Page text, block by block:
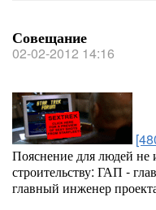
Совещание
02-02-2012 14:16
Пояснение для людей
строительству: ГАП -
главный инженер